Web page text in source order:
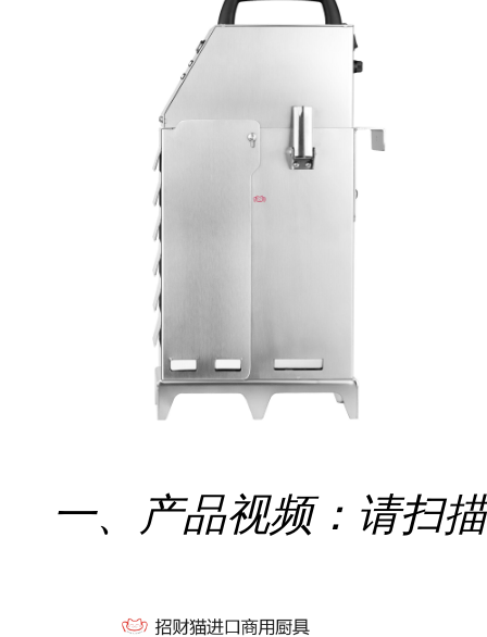
一、产品视频：请扫